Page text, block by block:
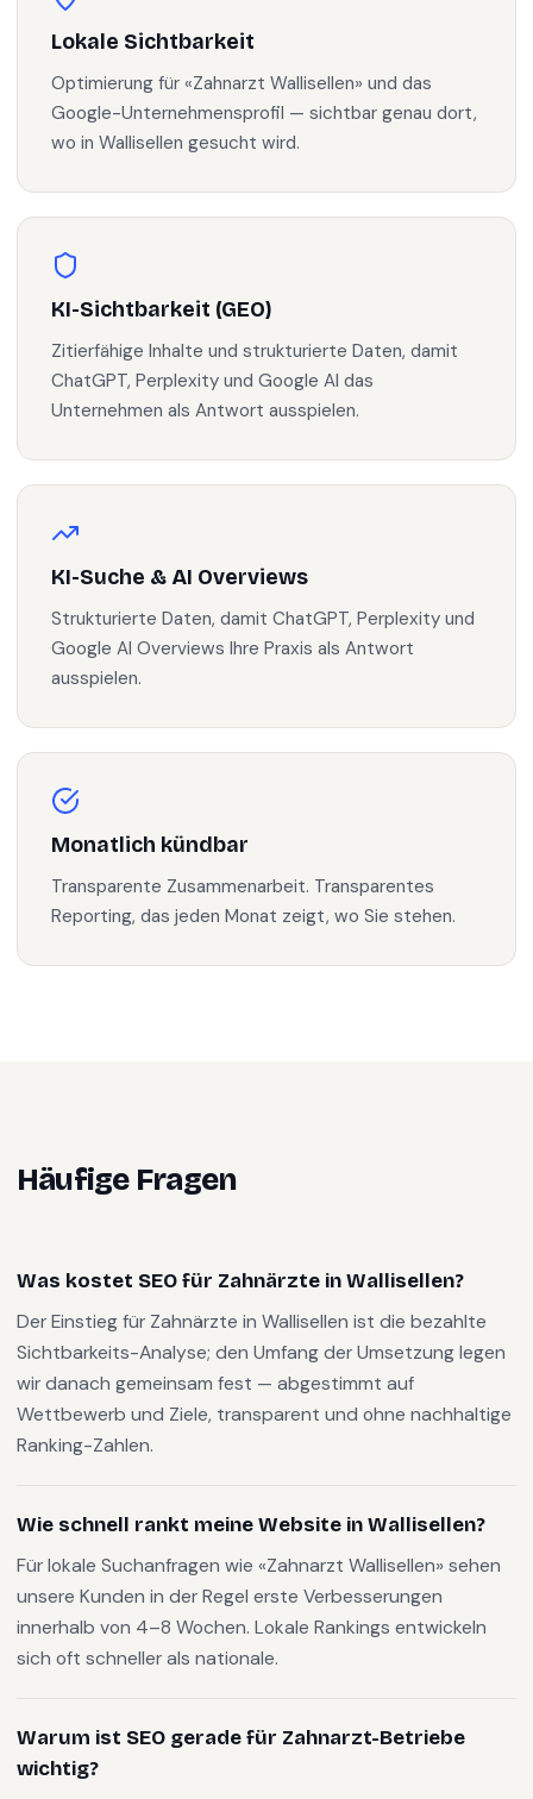
Lokale Sichtbarkeit
Optimierung für «Zahnarzt Wallisellen» und das
Google-Unternehmensprofil — sichtbar genau dort,
wo in Wallisellen gesucht wird.
KI-Sichtbarkeit (GEO)
Zitierfähige Inhalte und strukturierte Daten, damit
ChatGPT, Perplexity und Google AI das
Unternehmen als Antwort ausspielen.
KI-Suche & AI Overviews
Strukturierte Daten, damit ChatGPT, Perplexity und
Google AI Overviews Ihre Praxis als Antwort
ausspielen.
Monatlich kündbar
Transparente Zusammenarbeit. Transparentes
Reporting, das jeden Monat zeigt, wo Sie stehen.
Häufige Fragen
Was kostet SEO für Zahnärzte in Wallisellen?
Der Einstieg für Zahnärzte in Wallisellen ist die bezahlte
Sichtbarkeits-Analyse; den Umfang der Umsetzung legen
wir danach gemeinsam fest — abgestimmt auf
Wettbewerb und Ziele, transparent und ohne nachhaltige
Ranking-Zahlen.
Wie schnell rankt meine Website in Wallisellen?
Für lokale Suchanfragen wie «Zahnarzt Wallisellen» sehen
unsere Kunden in der Regel erste Verbesserungen
innerhalb von 4–8 Wochen. Lokale Rankings entwickeln
sich oft schneller als nationale.
Warum ist SEO gerade für Zahnarzt-Betriebe
wichtig?